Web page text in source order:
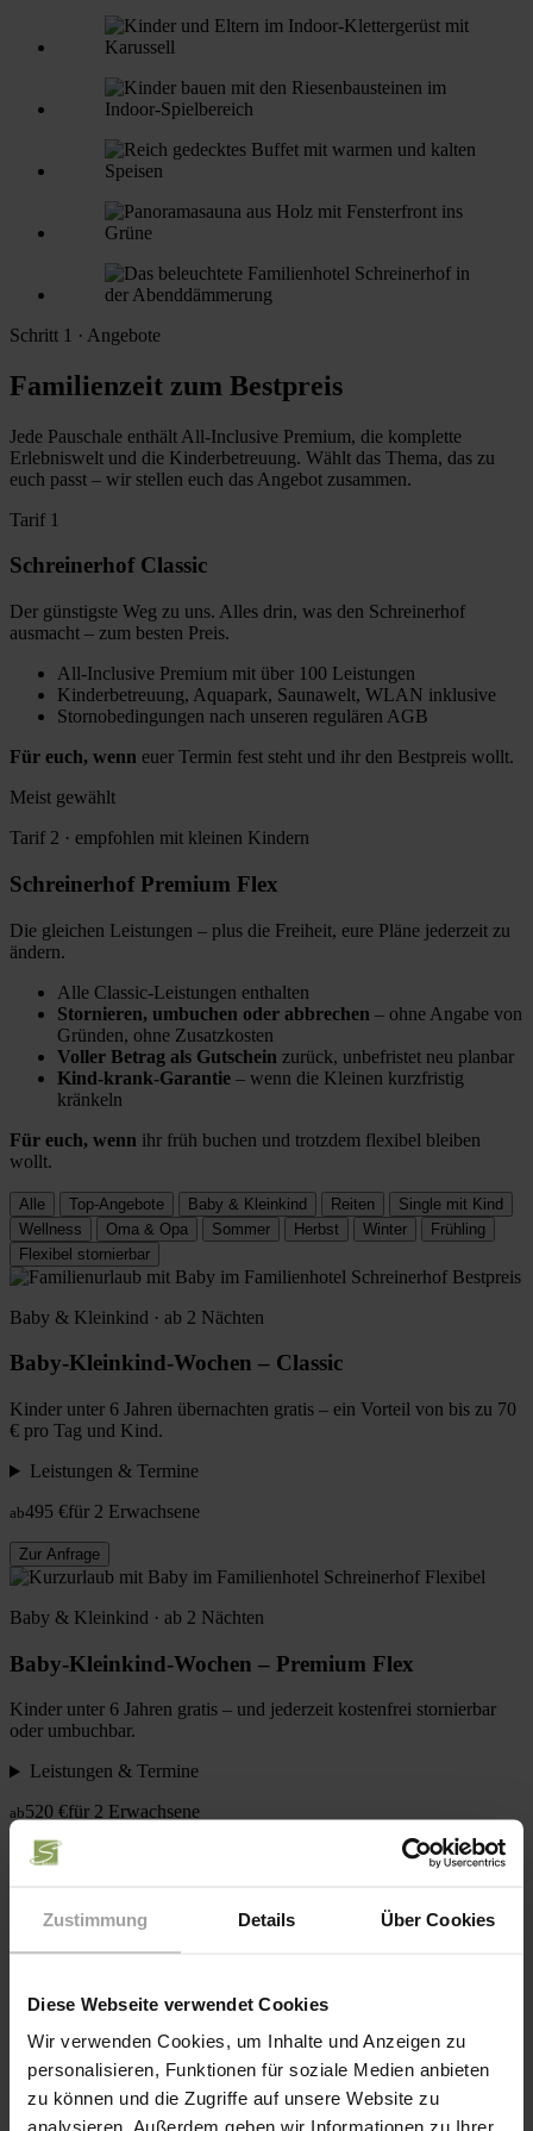
Zustimmung Details Über Cookies
Diese Webseite verwendet Cookies
Wir verwenden Cookies, um Inhalte und Anzeigen zu
personalisieren, Funktionen für soziale Medien anbieten
zu können und die Zugriffe auf unsere Website zu
analysieren. Außerdem geben wir Informationen zu Ihrer
Schritt 1 · Angebote
Familienzeit zum Bestpreis
Jede Pauschale enthält All-Inclusive Premium, die komplette
Erlebniswelt und die Kinderbetreuung. Wählt das Thema, das zu
euch passt – wir stellen euch das Angebot zusammen.
Tarif 1
Schreinerhof Classic
Der günstigste Weg zu uns. Alles drin, was den Schreinerhof
ausmacht – zum besten Preis.
All-Inclusive Premium mit über 100 Leistungen
Kinderbetreuung, Aquapark, Saunawelt, WLAN inklusive
Stornobedingungen nach unseren regulären AGB
Für euch, wenn euer Termin fest steht und ihr den Bestpreis wollt.
Meist gewählt
Tarif 2 · empfohlen mit kleinen Kindern
SchreinerhofPremium Flex
Die gleichen Leistungen – plus die Freiheit, eure Pläne jederzeit zu
ändern.
Alle Classic-Leistungen enthalten
Stornieren, umbuchen oder abbrechen – ohne Angabe von
Gründen, ohne Zusatzkosten
Voller Betrag als Gutschein zurück, unbefristet neu planbar
Kind-krank-Garantie – wenn die Kleinen kurzfristig
kränkeln
Für euch, wenn ihr früh buchen und trotzdem flexibel bleiben
wollt.
Alle Top-Angebote Baby & Kleinkind Reiten
Single mit Kind
Wellness
Oma & Opa Sommer Herbst Winter
Frühling
Flexibel stornierbar
Bestpreis
Baby & Kleinkind · ab 2 Nächten
Baby-Kleinkind-Wochen – Classic
Kinder unter 6 Jahren übernachten gratis – ein Vorteil von bis zu 70
€ pro Tag und Kind.
Leistungen & Termine
ab495 €für 2 Erwachsene
Zur Anfrage
Flexibel
Baby & Kleinkind · ab 2 Nächten
Baby-Kleinkind-Wochen – Premium Flex
Kinder unter 6 Jahren gratis – und jederzeit kostenfrei stornierbar
oder umbuchbar.
Leistungen & Termine
ab520 €für 2 Erwachsene
Zur Anfrage
Herbst · ab 2 Nächten
Bauernhoferlebnis im goldenen Herbst – inklusive Früh-Anreise
und Spät-Abreise im Wert von 150 €.
Leistungen & Termine